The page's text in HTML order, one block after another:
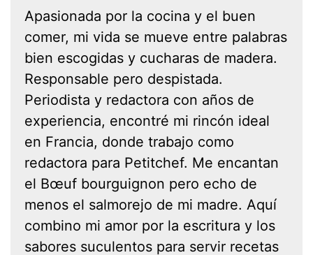
Apasionada por la cocina y el buen
comer, mi vida se mueve entre palabras
bien escogidas y cucharas de madera.
Responsable pero despistada.
Periodista y redactora con años de
experiencia, encontré mi rincón ideal
en Francia, donde trabajo como
redactora para Petitchef. Me encantan
el Bœuf bourguignon pero echo de
menos el salmorejo de mi madre. Aquí
combino mi amor por la escritura y los
sabores suculentos para servir recetas